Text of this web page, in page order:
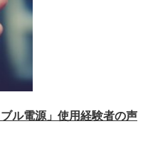
ル電源」使用経験者の声